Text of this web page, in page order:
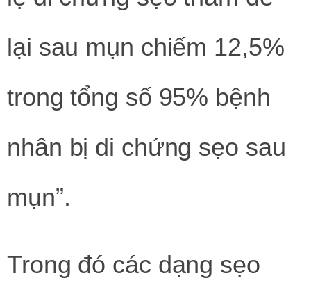
lại sau mụn chiếm 12,5%
trong tổng số 95% bệnh
nhân bị di chứng sẹo sau
mụn”.
Trong đó các dạng sẹo